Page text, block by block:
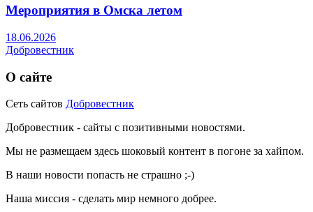
Мероприятия в Омска летом
18.06.2026
Добровестник
О сайте
Сеть сайтов Добровестник
Добровестник - сайты с позитивными новостями.
Мы не размещаем здесь шоковый контент в погоне за хайпом.
В наши новости попасть не страшно ;-)
Наша миссия - сделать мир немного добрее.